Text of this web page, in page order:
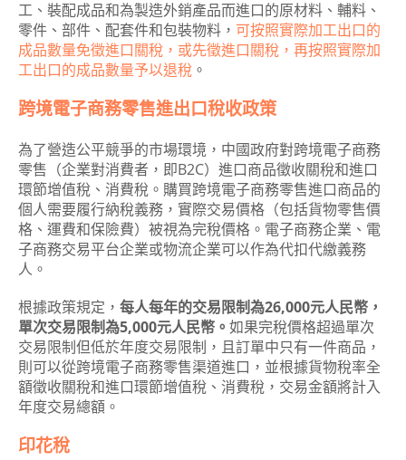
工、裝配成品和為製造外銷產品而進口的原材料、輔料、
零件、部件、配套件和包裝物料， 可按照實際加工出口的
成品數量免徵進口關稅，或先徵進口關稅，再按照實際加
工出口的成品數量予以退稅 。
跨境電子商務零售進出口稅收政策
為了營造公平競爭的市場環境，中國政府對跨境電子商務
零售（企業對消費者，即B2C）進口商品徵收關稅和進口
環節增值稅、消費稅。購買跨境電子商務零售進口商品的
個人需要履行納稅義務，實際交易價格（包括貨物零售價
格、運費和保險費）被視為完稅價格。電子商務企業、電
子商務交易平台企業或物流企業可以作為代扣代繳義務
人。
根據政策規定， 每人每年的交易限制為26,000元人民幣，
單次交易限制為5,000元人民幣。 如果完稅價格超過單次
交易限制但低於年度交易限制，且訂單中只有一件商品，
則可以從跨境電子商務零售渠道進口，並根據貨物稅率全
額徵收關稅和進口環節增值稅、消費稅，交易金額將計入
年度交易總額。
印花稅